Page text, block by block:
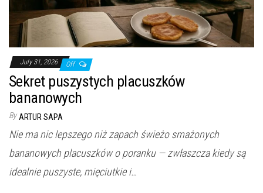
July 31, 2026 Off
Sekret puszystych placuszków
bananowych
By ARTUR SAPA
Nie ma nic lepszego niż zapach świeżo smażonych
bananowych placuszków o poranku — zwłaszcza kiedy są
idealnie puszyste, mięciutkie i…